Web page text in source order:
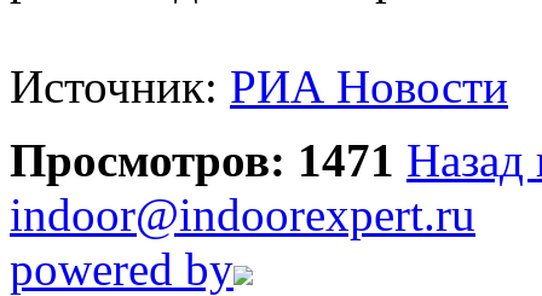
Источник: РИА Новости
Просмотров: 1471 Назад
indoor@indoorexpert.ru
powered by